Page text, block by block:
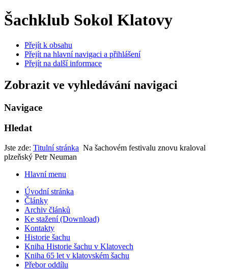
Šachklub Sokol Klatovy
Přejít k obsahu
Přejít na hlavní navigaci a přihlášení
Přejít na další informace
Zobrazit ve vyhledávání navigaci
Navigace
Hledat
Jste zde: Titulní stránka Na šachovém festivalu znovu kraloval
plzeňský Petr Neuman
Hlavní menu
Úvodní stránka
Články
Archiv článků
Ke stažení (Download)
Kontakty
Historie šachu
Kniha Historie šachu v Klatovech
Kniha 65 let v klatovském šachu
Přebor oddílu